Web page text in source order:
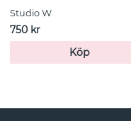
Studio W
750 kr
Köp